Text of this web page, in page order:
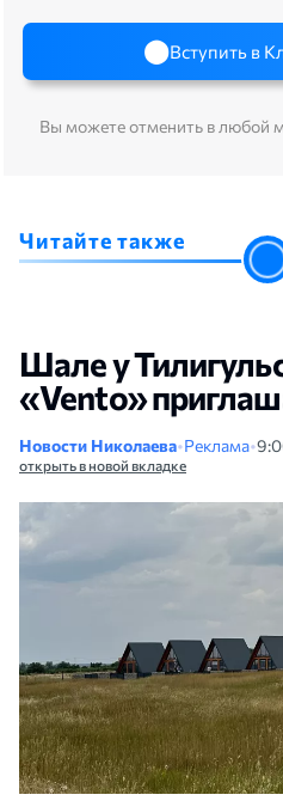
Вступить в
Вы можете отменить в любой
Читайте также
Шале у
«Vento»
Новости Николаева•Реклама•
открыть в новой вкладке